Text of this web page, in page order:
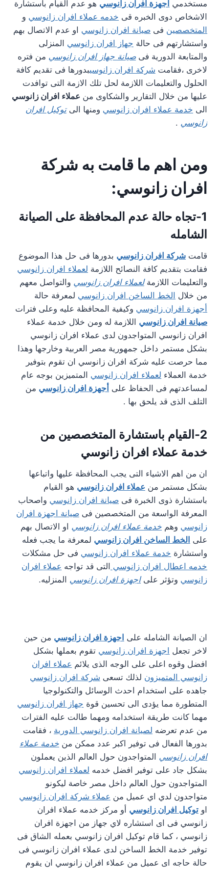
مستخدمي اجهزة افران زانوسي هو عدم القيام باستشارة
الاشخاص دوى الخبره قى خدمه عملاء افران زانوسي و
المتخصصين فى صيانة افران زانوسي او عدم الاتصال بهم
واستشارتهم فى حالة جهاز افران زانوسي المنزلى
والمتابعة الدورية فى صيانة جهاز افران زانوسي من فتره
لاخرى ،فقامت شركة افران زانوسيبدورها فى تقديم كافة
الحلول والتعليمات اللازمة لحل تلك الازمة التى توافدت
عليها من خلال التقارير والشكاوى من عملاء افران زانوسي
الى خدمة عملاء افران زانوسي ومنها الىتوكيل افران
زانوسي .
ومن اهم ما قامت به شركة
افران زانوسي:
1-تجاه حالة عدم المحافظة على الصيانة
الشامله
قامت شركة افران زانوسي بدورها فى حل هذا الموضوع
فقامت بتقديم كافة النصائح اللازمة لعملاء افران زانوسي
والتعليمات اللازمةلعملاء افران زانوسي والتواصل معهم
من خلال الخط الساخن افران زانوسي لمعرفة حالة
أجهزة افران زانوسي وكيفية المحافظة عليه وعلى فترات
صيانة افران زانوسي اللازمة له ومن خلال خدمة عملاء
افران زانوسي المتواجدون لدى عملاء افران زانوسي
بشكل مستمر داخل جمهورية مصر العربية وخارجها وهذا
مما حرصت عليه شركة افران زانوسي ان تقوم بتوفير
خدمة العملاء لعملاء افران زانوسي المتميزين بوجه عام
لمساعدتهم فى الحفاظ على أجهزة افران زانوسي من
التلف الذى قد يلحق بها .
2-القيام باستشارة المتخصصين من
خدمة عملاء افران زانوسي
ان من اهم الاشياء التى يجب المحافظة عليها واتباعها
بشكل مستمر من عملاء افران زانوسي هو القيام
باستشارة ذوى الخبرة فى صيانة افران زانوسي واصحاب
المعرفة الواسعة من المتخصصين فى صيانة اجهزة افران
زانوسي وهم خدمة عملاء افران زانوسي او الاتصال بهم
على الخط الساخن افران زانوسي لمعرفة ما يجب فعله
واستشارة خدمة عملاء افران زانوسي فى حل مشكلات
خدمه اعطال افران زانوسي التى قد تواجه عملاء افران
زانوسي وتؤثر علىاجهزة افران زانوسي المنزليه.
ان الصيانة الشامله على اجهزة افران زانوسي من حين
لاخر تجعل اجهزة افران زانوسي تقوم بعملها بشكل
افضل وقوه اعلى على الوجه الذى يلائم عملاء افران
زانوسي المتميزون لذلك تسعى شركة افران زانوسي
جاهده على استخدام احدث الوسائل والتكنولوجيا
المتطورة مما يؤدى الى تحسين قوة جهاز افران زانوسي
مهما كانت طريقة استخدامه ومهما طالت عليه الفترات
من عدم تعرضه لصيانة افران زانوسي الدورية ، فقامت
بدورها الفعال فى توفير اكبر عدد ممكن من خدمة عملاء
افران زانوسي المتواجدون حول العالم الذين يعملون
بشكل جاد على توفير افضل خدمه لعملاء افران زانوسي
المتواجدون حول العالم داخل مصر خاصة ليكونو
متواجدون لدي اي عميل من عملاء شركة افران زانوسي
او توكيل افران زانوسي أو مركز خدمه عملاء افران
زانوسي فى اى استشاره لاي جهاز من اجهزة افران
زانوسي ، كما قام توكيل افران زانوسي بعمله الشاق فى
توفير خدمة الخط الساخن لدى عملاء افران زانوسي فى
حالة حاجه اى عميل من عملاء افران زانوسي ان يقوم